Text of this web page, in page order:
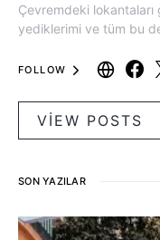
Çevremdeki lokantaları
yediklerimi ve tüm bu
FOLLOW
VIEW POSTS
SON YAZILAR